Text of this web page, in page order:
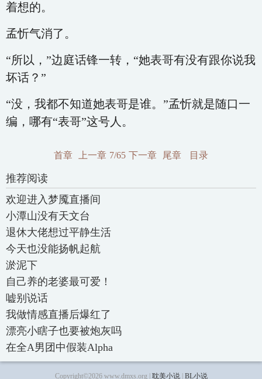
着想的。
孟忻气消了。
“所以，”边庭话锋一转，“她表哥有没有跟你说我
坏话？”
“没，我都不知道她表哥是谁。”孟忻就是随口一
编，哪有“表哥”这号人。
首章 上一章 7/65 下一章 尾章 目录
推荐阅读
欢迎进入梦魇直播间
小潭山没有天文台
退休大佬想过平静生活
今天也没能扬帆起航
淤泥下
自己养的老婆最可爱！
嘘别说话
我做情感直播后爆红了
漂亮小瞎子也要被炮灰吗
在全A男团中假装Alpha
Copyright©2026 www.dmxs.org | 耽美小说| BL小说